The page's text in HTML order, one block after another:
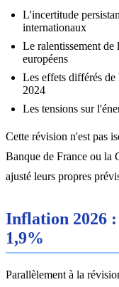
L'incertitude
internationaux
Le ralentissement de
européens
Les effets différés
2024
Les tensions sur
Cette révision n'est pas
Banque de France ou la
ajusté leurs propres
Inflation 2026
1,9%
Parallèlement à la